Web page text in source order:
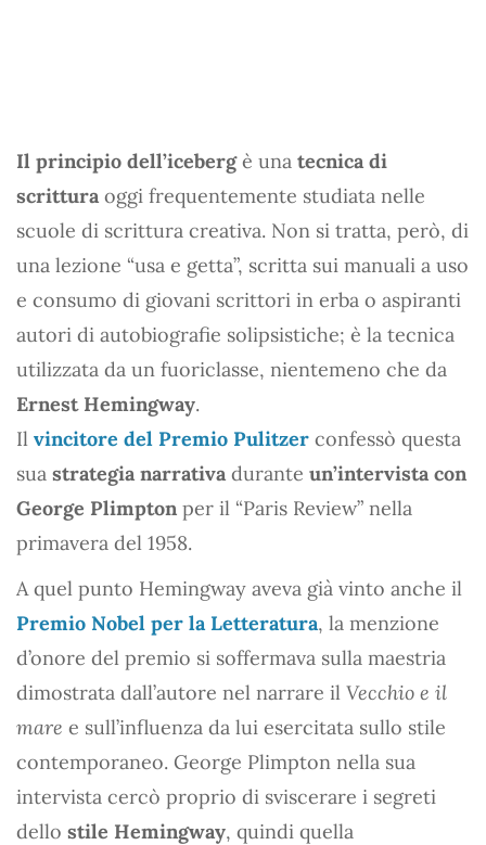
Il principio dell’icebergè una tecnica di
scrittura oggi frequentemente studiata nelle
scuole di scrittura creativa. Non si tratta, però, di
una lezione “usa e getta”, scritta sui manuali a uso
e consumo di giovani scrittori in erba o aspiranti
autori di autobiografie solipsistiche; è la tecnica
utilizzata da un fuoriclasse, nientemeno che da
Ernest Hemingway.
Il vincitore del Premio Pulitzer confessò questa
sua strategia narrativa durante un’intervista con
George Plimpton per il “Paris Review” nella
primavera del 1958.
A quel punto Hemingway aveva già vinto anche il
Premio Nobel per la Letteratura, la menzione
d’onore del premio si soffermava sulla maestria
dimostrata dall’autore nel narrare il Vecchio e il
mare e sull’influenza da lui esercitata sullo stile
contemporaneo. George Plimpton nella sua
intervista cercò proprio di sviscerare i segreti
dello stile Hemingway, quindi quella